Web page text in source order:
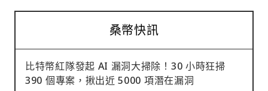
桑幣快訊
比特幣紅隊發起 AI 漏洞大掃除！30 小時狂掃
390 個專案，揪出近 5000 項潛在漏洞